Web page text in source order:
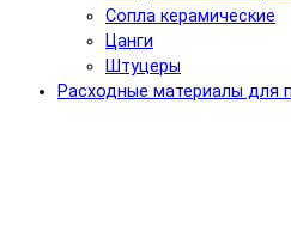
Сопла керамические
Цанги
Штуцеры
Расходные материалы для